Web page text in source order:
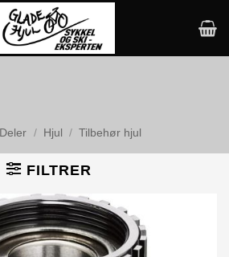
Deler / Hjul / Tilbehør hjul
FILTRER